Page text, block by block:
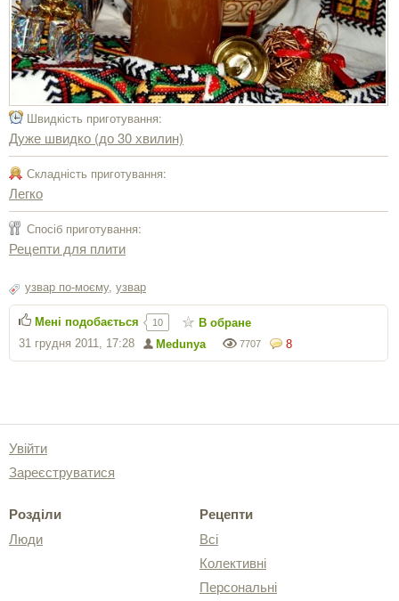
Швидкість приготування:
Дуже швидко (до 30 хвилин)
Складність приготування:
Легко
Спосіб приготування:
Рецепти для плити
узвар по-моєму, узвар
8
7707
Medunya
31 грудня 2011, 17:28
Мені подобається 10 В обране
Увійти
Зареєструватися
Розділи
Люди
Рецепти
Всі
Колективні
Персональні